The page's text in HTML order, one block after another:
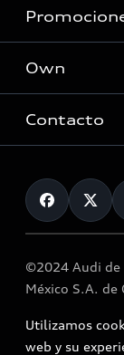
Autos Usados
Promociones
Own
myAudi
Audi Financial
Audi collection
Accessories
Service and
Contacto
Contáctanos
©2024 Audi de
México S.A. de
Utilizamos
web y su